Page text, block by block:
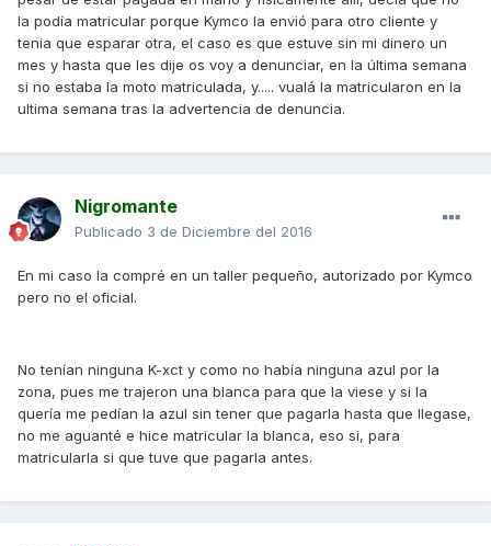
la podía matricular porque Kymco la envió para otro cliente y
tenia que esparar otra, el caso es que estuve sin mi dinero un
mes y hasta que les dije os voy a denunciar, en la última semana
si no estaba la moto matriculada, y..... vualá la matricularon en la
ultima semana tras la advertencia de denuncia.
Nigromante
Publicado 3 de Diciembre del 2016
En mi caso la compré en un taller pequeño, autorizado por Kymco
pero no el oficial.
No tenían ninguna K-xct y como no había ninguna azul por la
zona, pues me trajeron una blanca para que la viese y si la
quería me pedían la azul sin tener que pagarla hasta que llegase,
no me aguanté e hice matricular la blanca, eso si, para
matricularla si que tuve que pagarla antes.